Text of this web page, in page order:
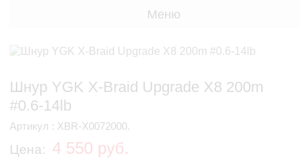
Меню
Шнур YGK X-Braid Upgrade X8 200m
#0.6-14lb
Артикул : XBR-X0072000.
Цена: 4 550 руб.